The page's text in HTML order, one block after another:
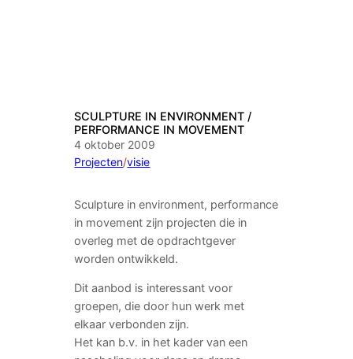
SCULPTURE IN ENVIRONMENT /
PERFORMANCE IN MOVEMENT
4 oktober 2009
Projecten/visie
Sculpture in environment, performance
in movement zijn projecten die in
overleg met de opdrachtgever
worden ontwikkeld.
Dit aanbod is interessant voor
groepen, die door hun werk met
elkaar verbonden zijn.
Het kan b.v. in het kader van een